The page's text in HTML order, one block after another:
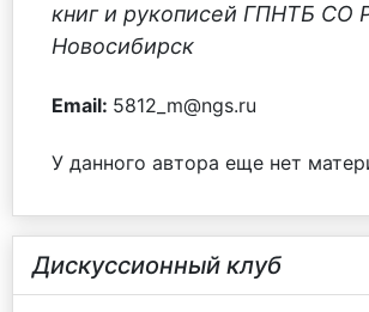
книг и рукописей ГПНТБ СО
Новосибирск
Email: 5812_m@ngs.ru
У данного автора еще нет
Дискуссионный клуб